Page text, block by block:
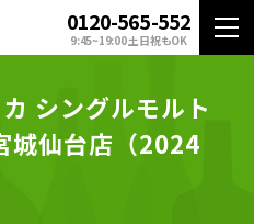
0120-565-552
9:45~19:00 土日祝もOK
シングルモルト
城仙台店（2024